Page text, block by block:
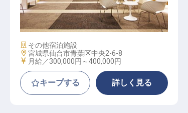
本部長補佐（ホテル事業）
施設業態
その他宿泊施設
勤務地
宮城県仙台市青葉区中央2-6-8
給与
月給／300,000円～400,000円
キープする 詳しく見る